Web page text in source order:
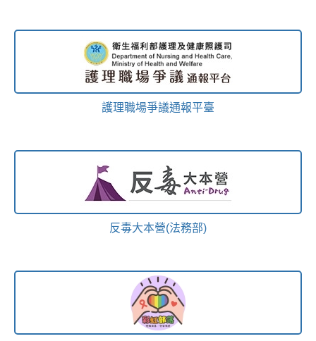
護理職場爭議通報平臺
反毒大本營(法務部)